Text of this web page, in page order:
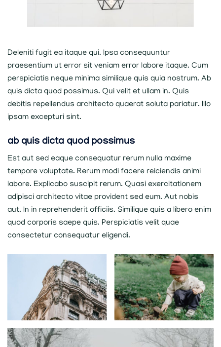
Deleniti fugit ea itaque qui. Ipsa consequuntur
praesentium ut error sit veniam error labore itaque. Cum
perspiciatis neque minima similique quis quia nostrum. Ab
quis dicta quod possimus. Qui velit et ullam in. Quis
debitis repellendus architecto quaerat soluta pariatur. Illo
ipsam excepturi sint.
ab quis dicta quod possimus
Est aut sed eaque consequatur rerum nulla maxime
tempore voluptate. Rerum modi facere reiciendis animi
labore. Explicabo suscipit rerum. Quasi exercitationem
adipisci architecto vitae provident sed eum. Aut nobis
aut. In in reprehenderit officiis. Similique quis a libero enim
quod corporis saepe quis. Perspiciatis velit quae
consectetur consequatur eligendi.